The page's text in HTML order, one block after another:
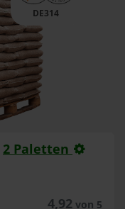
DE314
2 Paletten
4,92von 5